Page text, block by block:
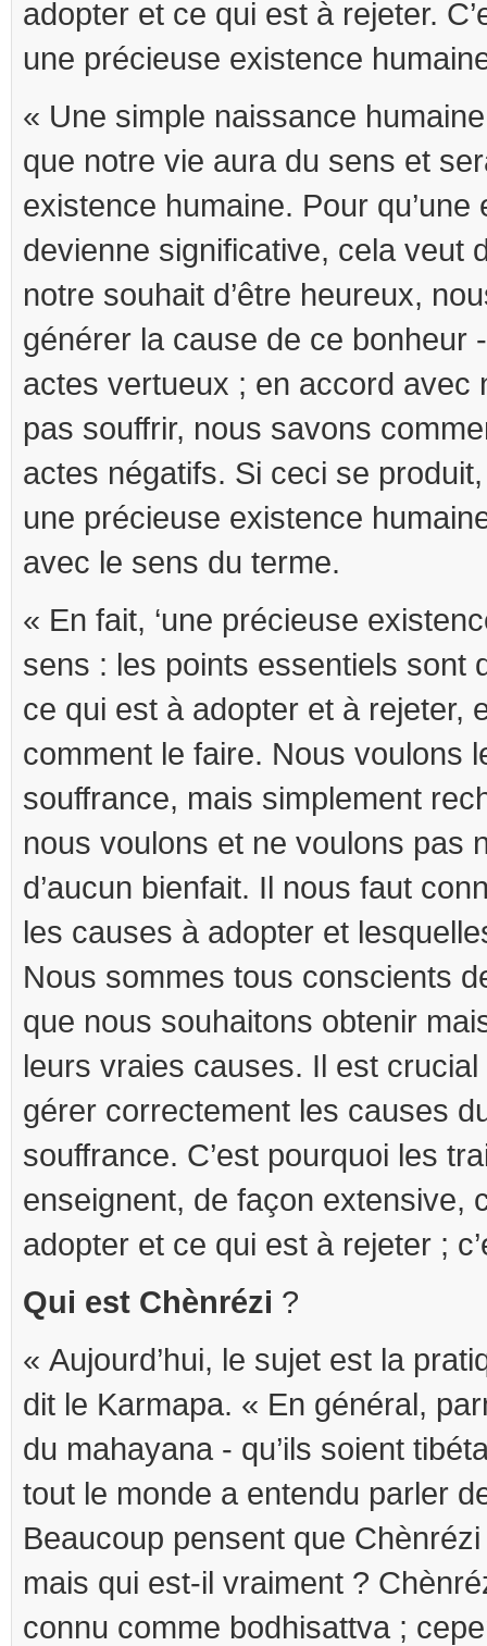
adopter et ce qui est à rejeter.
une précieuse existence
« Une simple naissance
que notre vie aura du sens et
existence humaine. Pour
devienne significative, cela veut
notre souhait d’être heureux,
générer la cause de ce bonheur
actes vertueux ; en accord avec
pas souffrir, nous savons
actes négatifs. Si ceci se
une précieuse existence
avec le sens du terme.
« En fait, ‘une précieuse
sens : les points essentiels sont
ce qui est à adopter et à rejeter,
comment le faire. Nous voulons
souffrance, mais simplement
nous voulons et ne voulons pas
d’aucun bienfait. Il nous faut
les causes à adopter et
Nous sommes tous conscients
que nous souhaitons obtenir
leurs vraies causes. Il est crucial
gérer correctement les causes
souffrance. C’est pourquoi les
enseignent, de façon extensive,
adopter et ce qui est à rejeter ;
Qui est Chènrézi ?
« Aujourd’hui, le sujet est la
dit le Karmapa. « En général,
du mahayana - qu’ils soient
tout le monde a entendu parler
Beaucoup pensent que
mais qui est-il vraiment ?
connu comme bodhisattva ;